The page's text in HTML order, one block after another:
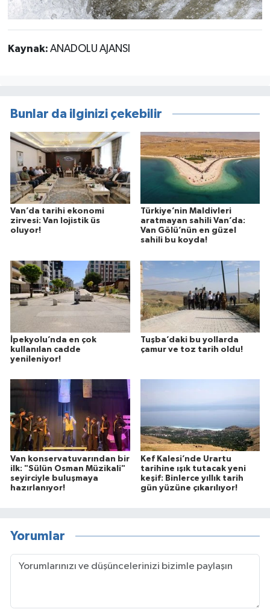
Kaynak: ANADOLU AJANSI
Bunlar da ilginizi çekebilir
Van’da tarihi ekonomi
zirvesi: Van lojistik üs
oluyor!
Türkiye’nin Maldivleri
aratmayan sahili Van’da:
Van Gölü’nün en güzel
sahili bu koyda!
İpekyolu’nda en çok
kullanılan cadde
yenileniyor!
Tuşba’daki bu yollarda
çamur ve toz tarih oldu!
Van konservatuvarından bir
ilk: "Sülün Osman Müzikali"
seyirciyle buluşmaya
hazırlanıyor!
Kef Kalesi’nde Urartu
tarihine ışık tutacak yeni
keşif: Binlerce yıllık tarih
gün yüzüne çıkarılıyor!
Yorumlar